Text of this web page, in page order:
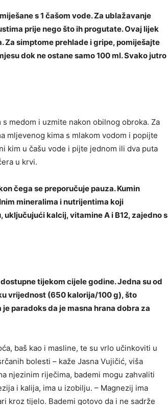
s 1 čašom vode. Za ublažavanje
prije nego što ih progutate. Ovaj lijek
simptome prehlade i gripe, pomiješajte
dok ne ostane samo 100 ml. Svako jutro
medom i uzmite nakon obilnog obroka. Za
mljevenog kima s mlakom vodom i popijte
kim u čašu vode i pijte jednom ili dva puta
u krvi.
čega se preporučuje pauza. Kumin
mineralima i nutrijentima koji
kalcij, vitamine A i B12, zajedno s
tijekom cijele godine. Jedna su od
vrijednost (650 kalorija/100 g), što
paradoks da je masna hrana dobra za
baš kao i masline, te su vrlo učinkoviti u
bolesti – kaže Jasna Vujičić, viša
njezinim riječima, bademi mogu zahvaliti
i kalija, ima u izobilju. – Magnezij ima
kroz tijelo. Bademi gotovo da i ne sadrže